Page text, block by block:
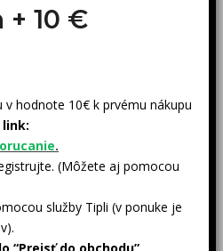
+ 10 €
v hodnote 10€ k prvému nákupu
.
(Môžete aj pomocou
služby Tipli (v ponuke je